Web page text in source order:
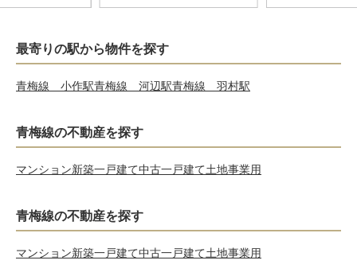
最寄りの駅から物件を探す
青梅線 小作駅青梅線 河辺駅青梅線 羽村駅
青梅線の不動産を探す
マンション新築一戸建て中古一戸建て土地事業用
青梅線の不動産を探す
マンション新築一戸建て中古一戸建て土地事業用